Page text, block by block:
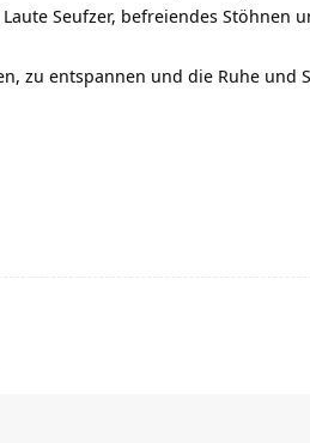
Seufzer, befreiendes Stöhnen
zu entspannen und die Ruhe und